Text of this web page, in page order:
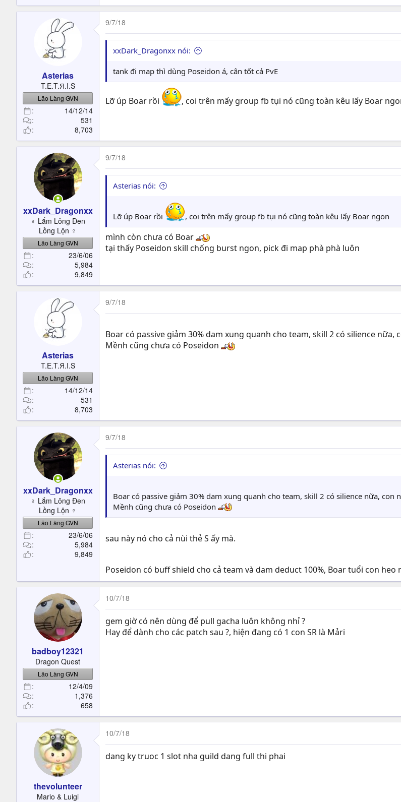
Asterias
T.E.T.Я.I.S
Lão Làng GVN
14/12/14
531
8,703
9/7/18
xxDark_Dragonxx nói:
tank đi map thì dùng Poseidon á, cân tốt cả PvE
Lỡ úp Boar rồi , coi trên mấy group fb tụi nó cũng toàn kêu lấy Boar
xxDark_Dragonxx
♀ Lắm Lông Đen
Lồng Lộn ♀
Lão Làng GVN
23/6/06
5,984
9,849
9/7/18
Asterias nói:
Lỡ úp Boar rồi , coi trên mấy group fb tụi nó cũng toàn kêu lấy Boar ngon
mình còn chưa có Boar
tại thấy Poseidon skill chống burst ngon, pick đi map phà phà luôn
Asterias
T.E.T.Я.I.S
Lão Làng GVN
14/12/14
531
8,703
9/7/18
Boar có passive giảm 30% dam xung quanh cho team, skill 2 có silience
Mềnh cũng chưa có Poseidon
xxDark_Dragonxx
♀ Lắm Lông Đen
Lồng Lộn ♀
Lão Làng GVN
23/6/06
5,984
9,849
9/7/18
Asterias nói:
Boar có passive giảm 30% dam xung quanh cho team, skill 2 có silience nữa, con
Mềnh cũng chưa có Poseidon
sau này nó cho cả nùi thẻ S ấy mà.
Poseidon có buff shield cho cả team và dam deduct 100%, Boar tuổi con heo
badboy12321
Dragon Quest
Lão Làng GVN
12/4/09
1,376
658
10/7/18
gem giờ có nên dùng để pull gacha luôn không nhỉ ?
Hay để dành cho các patch sau ?, hiện đang có 1 con SR là Mảri
thevolunteer
Mario & Luigi
10/7/18
dang ky truoc 1 slot nha guild dang full thi phai